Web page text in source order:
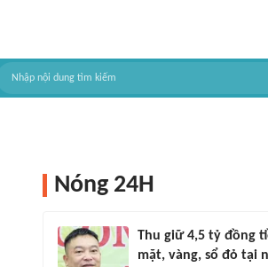
Nóng 24H
Thu giữ 4,5 tỷ đồng
mặt, vàng, sổ đỏ tại